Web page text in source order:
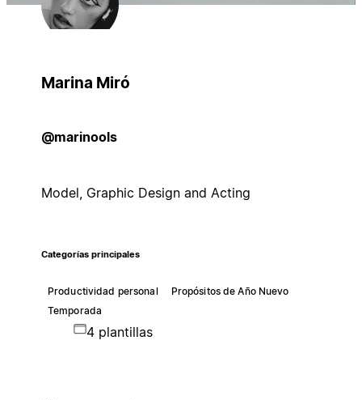
Marina Miró
@marinools
Model, Graphic Design and Acting
Categorías principales
Productividad personal
Propósitos de Año Nuevo
Temporada
4 plantillas